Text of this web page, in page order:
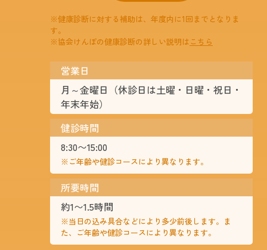
※健康診断に対する補助は、年度内に1回までとなりま
す。
※協会けんぽの健康診断の詳しい説明はこちら
営業日
月～金曜日（休診日は土曜・日曜・祝日・
年末年始）
健診時間
8:30〜15:00
※ご年齢や健診コースにより異なります。
所要時間
約1〜1.5時間
※当日の込み具合などにより多少前後します。ま
た、ご年齢や健診コースにより異なります。